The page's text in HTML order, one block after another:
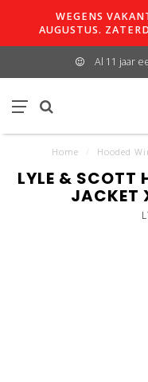
WEGENS
AUGUSTUS.
Al 11 jaar
Home Hooded
LYLE & SCOTT
JACKET